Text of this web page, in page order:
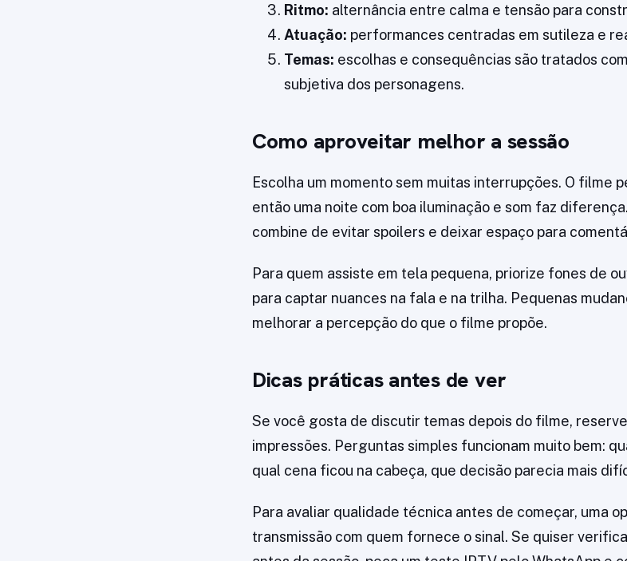
Ritmo: alternância entre calma e tensão para
Atuação: performances centradas em sutileza e
Temas: escolhas e consequências são tratados
subjetiva dos personagens.
Como aproveitar melhor a sessão
Escolha um momento sem muitas interrupções. O filme
então uma noite com boa iluminação e som faz
combine de evitar spoilers e deixar espaço para
Para quem assiste em tela pequena, priorize fones de
para captar nuances na fala e na trilha. Pequenas
melhorar a percepção do que o filme propõe.
Dicas práticas antes de ver
Se você gosta de discutir temas depois do filme,
impressões. Perguntas simples funcionam muito bem:
qual cena ficou na cabeça, que decisão parecia mais
Para avaliar qualidade técnica antes de começar, uma
transmissão com quem fornece o sinal. Se quiser